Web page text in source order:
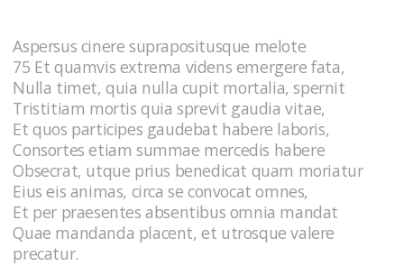
Aspersus cinere suprapositusque melote
75 Et quamvis extrema videns emergere fata,
Nulla timet, quia nulla cupit mortalia, spernit
Tristitiam mortis quia sprevit gaudia vitae,
Et quos participes gaudebat habere laboris,
Consortes etiam summae mercedis habere
Obsecrat, utque prius benedicat quam moriatur
Eius eis animas, circa se convocat omnes,
Et per praesentes absentibus omnia mandat
Quae mandanda placent, et utrosque valere
precatur.